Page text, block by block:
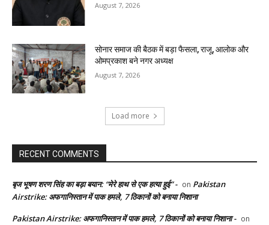
August 7, 2026
सोनार समाज की बैठक में बड़ा फैसला, राजू, आलोक और
ओमप्रकाश बने नगर अध्यक्ष
August 7, 2026
Load more
RECENT COMMENTS
बृज भूषण शरण सिंह का बड़ा बयान: “मेरे हाथ से एक हत्या हुई” - on Pakistan
Airstrike: अफगानिस्तान में पाक हमले, 7 ठिकानों को बनाया निशाना
Pakistan Airstrike: अफगानिस्तान में पाक हमले, 7 ठिकानों को बनाया निशाना - on